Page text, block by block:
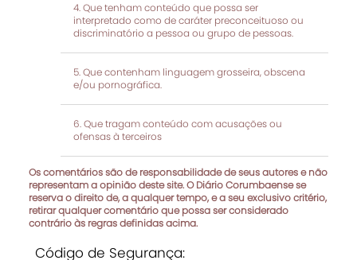
Que tenham conteúdo que possa ser
interpretado como de caráter preconceituoso ou
discriminatório a pessoa ou grupo de pessoas.
Que contenham linguagem grosseira, obscena
e/ou pornográfica.
Que tragam conteúdo com acusações ou
ofensas à terceiros
Os comentários são de responsabilidade de seus autores e não
representam a opinião deste site. O Diário Corumbaense se
reserva o direito de, a qualquer tempo, e a seu exclusivo critério,
retirar qualquer comentário que possa ser considerado
contrário às regras definidas acima.
Código de Segurança: